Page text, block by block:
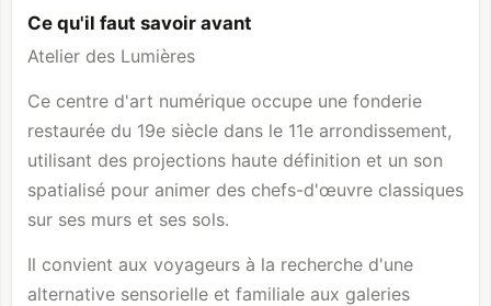
Ce qu'il faut savoir avant
Atelier des Lumières
Ce centre d'art numérique occupe une fonderie
restaurée du 19e siècle dans le 11e arrondissement,
utilisant des projections haute définition et un son
spatialisé pour animer des chefs-d'œuvre classiques
sur ses murs et ses sols.
Il convient aux voyageurs à la recherche d'une
alternative sensorielle et familiale aux galeries